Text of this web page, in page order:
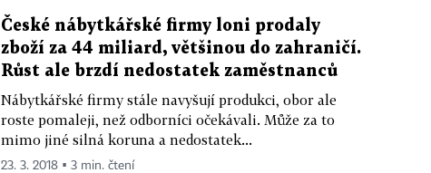
České nábytkářské firmy loni prodaly
zboží za 44 miliard, většinou do zahraničí.
Růst ale brzdí nedostatek zaměstnanců
Nábytkářské firmy stále navyšují produkci, obor ale
roste pomaleji, než odborníci očekávali. Může za to
mimo jiné silná koruna a nedostatek...
23. 3. 2018 ▪ 3 min. čtení